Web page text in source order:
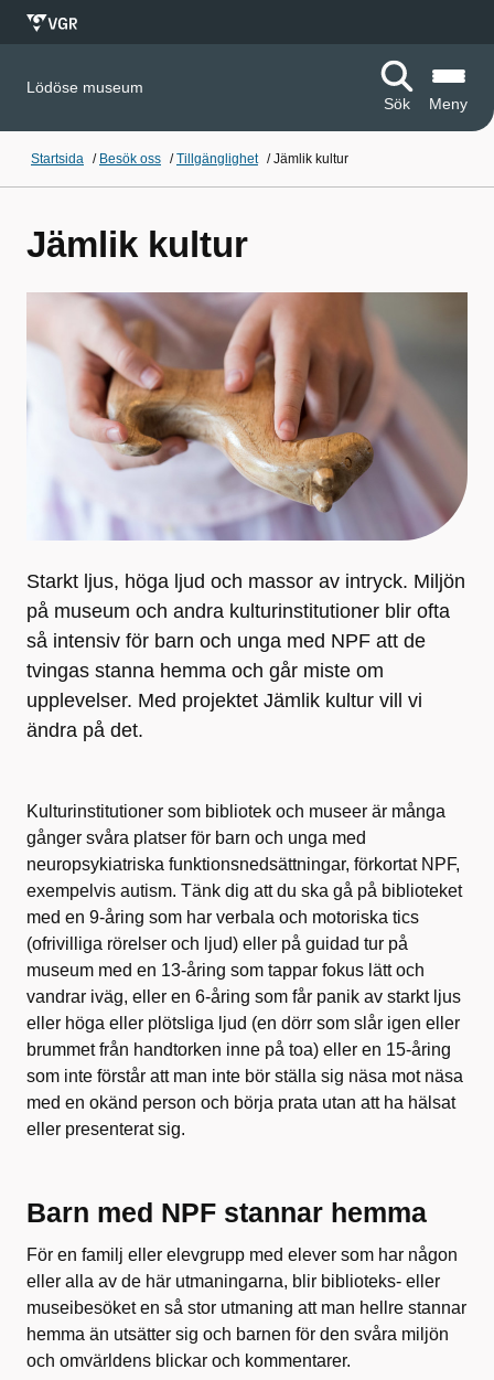
Lödöse museum
Sök
Meny
Startsida / Besök oss /Tillgänglighet /Jämlik kultur
Jämlik kultur
Starkt ljus, höga ljud och massor av intryck. Miljön
på museum och andra kulturinstitutioner blir ofta
så intensiv för barn och unga med NPF att de
tvingas stanna hemma och går miste om
upplevelser. Med projektet Jämlik kultur vill vi
ändra på det.
Kulturinstitutioner som bibliotek och museer är många
gånger svåra platser för barn och unga med
neuropsykiatriska funktionsnedsättningar, förkortat NPF,
exempelvis autism. Tänk dig att du ska gå på biblioteket
med en 9-åring som har verbala och motoriska tics
(ofrivilliga rörelser och ljud) eller på guidad tur på
museum med en 13-åring som tappar fokus lätt och
vandrar iväg, eller en 6-åring som får panik av starkt ljus
eller höga eller plötsliga ljud (en dörr som slår igen eller
brummet från handtorken inne på toa) eller en 15-åring
som inte förstår att man inte bör ställa sig näsa mot näsa
med en okänd person och börja prata utan att ha hälsat
eller presenterat sig.
Barn med NPF stannar hemma
För en familj eller elevgrupp med elever som har någon
eller alla av de här utmaningarna, blir biblioteks- eller
museibesöket en så stor utmaning att man hellre stannar
hemma än utsätter sig och barnen för den svåra miljön
och omvärldens blickar och kommentarer.